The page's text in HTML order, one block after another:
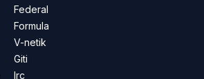
Federal
Formula
V-netik
Giti
Irc